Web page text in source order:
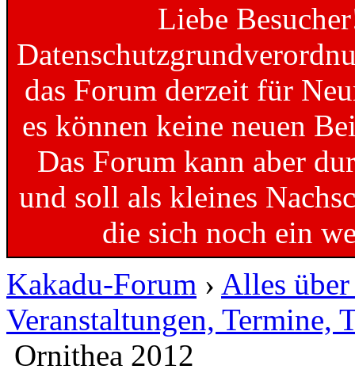
Liebe
das Forum derzeit für
es können keine neuen
Das Forum kann aber
und soll als kleines
die sich noch ein
Kakadu-Forum › Alles
Veranstaltungen, Termine,
Ornithea 2012